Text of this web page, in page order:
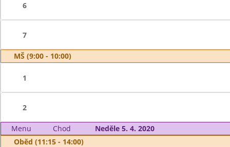
6
7
MŠ (9:00 - 10:00)
1
2
Menu Chod
Neděle 5. 4. 2020
Oběd (11:15 - 14:00)